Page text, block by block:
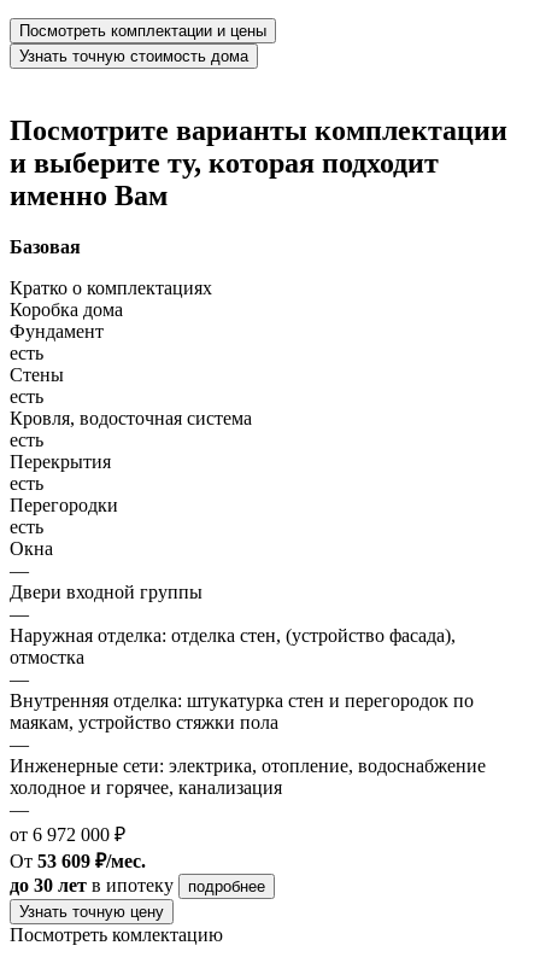
Посмотреть комплектации и цены
Узнать точную стоимость дома
Посмотрите варианты комплектации
и выберите ту, которая подходит
именно Вам
Базовая
Кратко о комплектациях
Коробка дома
Фундамент
есть
Стены
есть
Кровля, водосточная система
есть
Перекрытия
есть
Перегородки
есть
Окна
—
Двери входной группы
—
Наружная отделка: отделка стен, (устройство фасада),
отмостка
—
Внутренняя отделка: штукатурка стен и перегородок по
маякам, устройство стяжки пола
—
Инженерные сети: электрика, отопление, водоснабжение
холодное и горячее, канализация
—
от 6 972 000 ₽
От 53 609 ₽/мес.
до 30 лет в ипотеку
подробнее
Узнать точную цену
Посмотреть комлектацию